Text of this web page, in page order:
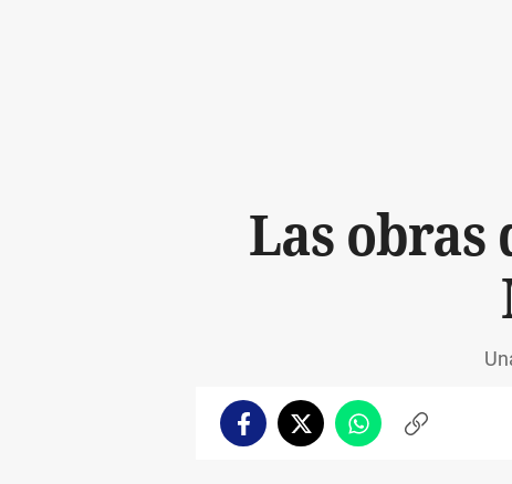
Las obras
FacebookTwitterWhatsappCopiar